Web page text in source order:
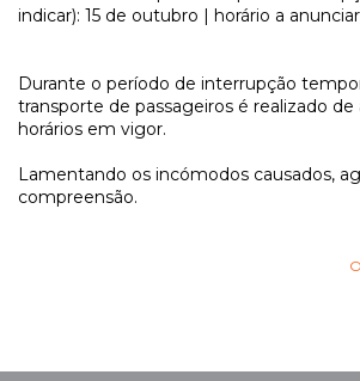
indicar): 15 de outubro | horário a anunciar
Durante o período de interrupção
transporte de passageiros é realizado
horários em vigor.
Lamentando os incómodos causados,
compreensão.